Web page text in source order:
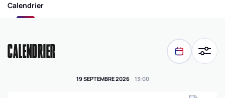
Calendrier
CALENDRIER
19 SEPTEMBRE 2026 13:00